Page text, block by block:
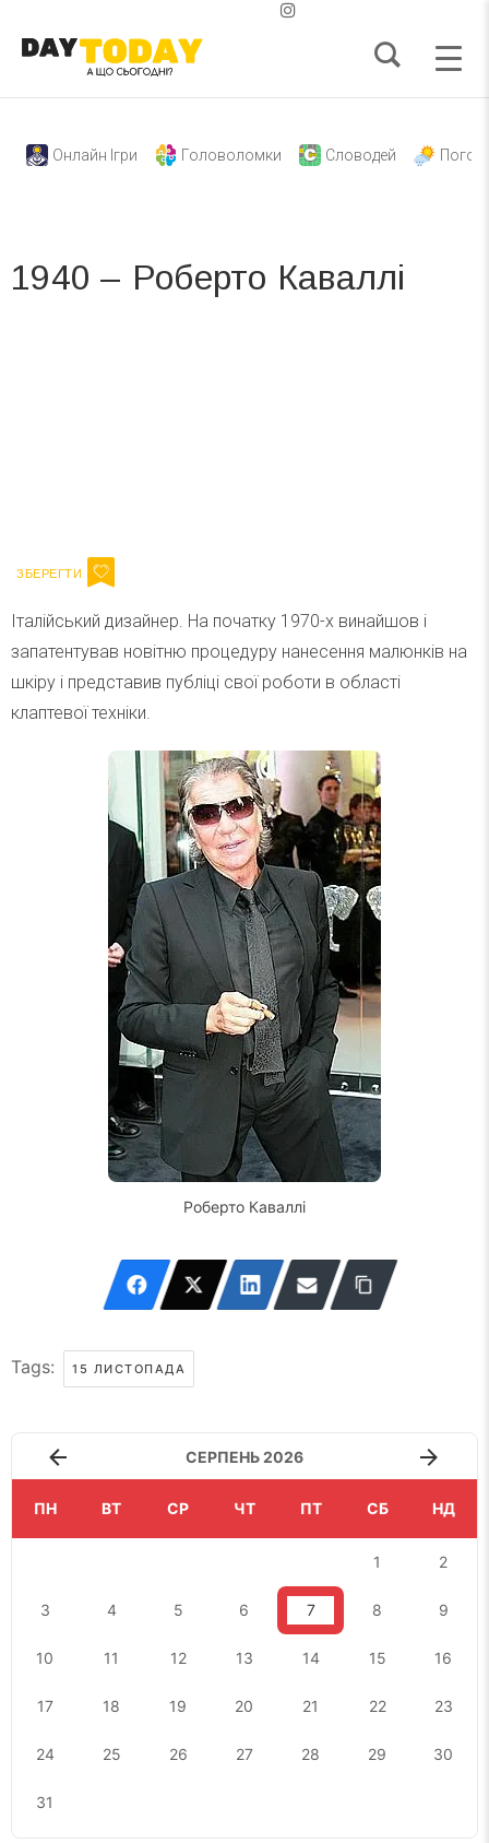
Онлайн Ігри Головоломки Словодей
1940 – Роберто Каваллі
Італійський дизайнер. На початку 1970-х винайшов і
запатентував новітню процедуру нанесення малюнків на
шкіру і представив публіці свої роботи в області
клаптевої техніки.
Роберто Каваллі
Tags: 15 ЛИСТОПАДА
СЕРПЕНЬ 2026
ПН ВТ СР ЧТ ПТ СБ НД
1 2
3 4 5 6 7 8 9
10 11 12 13 14 15 16
17 18 19 20 21 22 23
24 25 26 27 28 29 30
31